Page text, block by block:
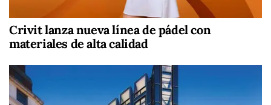
Crivit lanza nueva línea de pádel con
materiales de alta calidad